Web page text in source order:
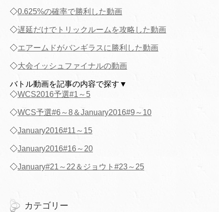
◇0.625%の確率で勝利した動画
◇遅延だけでトリックルームを攻略した動画
◇エアームドがバンギラスに勝利した動画
◇大会イッシュファイナルの動画
バトル動画を記事の内容で探す▼
◇WCS2016予選#1～5
◇WCS予選#6～8＆January2016#9～10
◇January2016#11～15
◇January2016#16～20
◇January#21～22＆ジョウト#23～25
カテゴリー